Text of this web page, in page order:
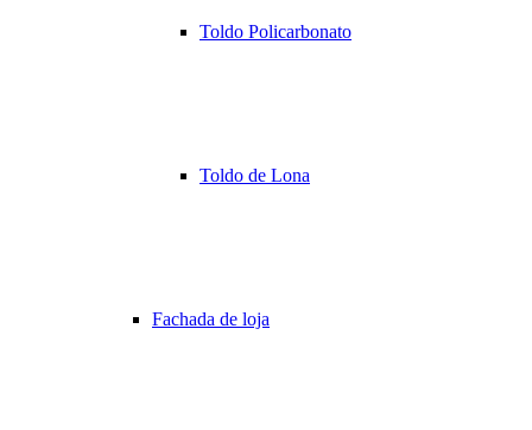
Toldo Policarbonato
Toldo de Lona
Fachada de loja